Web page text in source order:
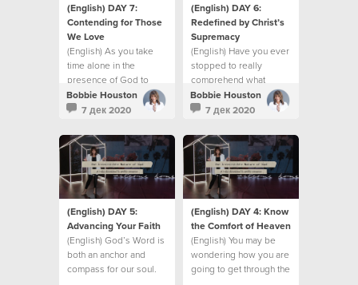
(English) DAY 7:
Contending for Those
We Love
(English) As you take
time alone in the
presence of God to
pause and reflect
Bobbie Houston
7 дек 2020
(English) DAY 6:
Redefined by Christ’s
Supremacy
(English) Have you ever
stopped to really
comprehend what
Christ-in-you truly
means?
Bobbie Houston
7 дек 2020
(English) DAY 5:
Advancing Your Faith
(English) God’s Word is
both an anchor and
compass for our soul.
(English) DAY 4: Know
the Comfort of Heaven
(English) You may be
wondering how you are
going to get through the